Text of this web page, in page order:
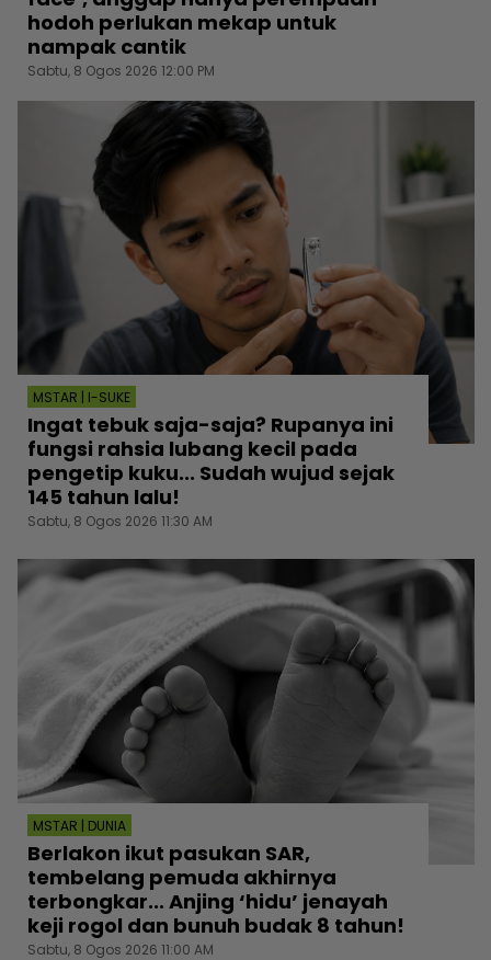
hodoh perlukan mekap untuk
nampak cantik
Sabtu, 8 Ogos 2026 12:00 PM
MSTAR | I-SUKE
Ingat tebuk saja-saja? Rupanya ini
fungsi rahsia lubang kecil pada
pengetip kuku... Sudah wujud sejak
145 tahun lalu!
Sabtu, 8 Ogos 2026 11:30 AM
MSTAR | DUNIA
Berlakon ikut pasukan SAR,
tembelang pemuda akhirnya
terbongkar... Anjing ‘hidu’ jenayah
keji rogol dan bunuh budak 8 tahun!
Sabtu, 8 Ogos 2026 11:00 AM